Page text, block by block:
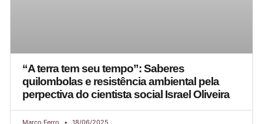
“A terra tem seu tempo”: Saberes
quilombolas e resistência ambiental pela
perpectiva do cientista social Israel Oliveira
Marco Ferro 18/06/2025